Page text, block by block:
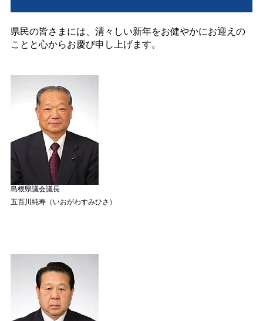
県民の皆さまには、清々しい新年をお健やかにお迎えの
ことと心からお慶び申し上げます。
島根県議会議長
五百川純寿（いおがわすみひさ）